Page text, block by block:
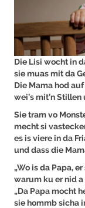
Die Lisi wocht in
sie muas mit da
Die Mama hod
wei’s mit’n
Sie tram vo
mecht si
es is viere in da
und dass die
„Wo is da Papa,
warum ku er nid
„Da Papa mocht
sie hommb sicha